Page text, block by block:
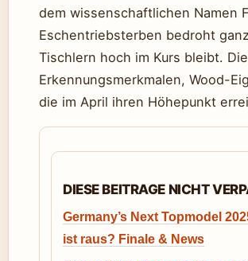
dem wissenschaftlichen Namen
Eschentriebsterben bedroht
Tischlern hoch im Kurs bleibt.
Erkennungsmerkmalen, Wood-
die im April ihren Höhepunkt
DIESE BEITRAGE NICHT
Germany’s Next Topmodel
ist raus? Finale & News